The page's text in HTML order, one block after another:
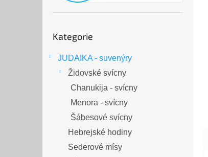
kategorie
Kategorie
JUDAIKA - suvenýry
Židovské svícny
Chanukija - svícny
Menora - svícny
Šábesové svícny
Hebrejské hodiny
Sederové mísy